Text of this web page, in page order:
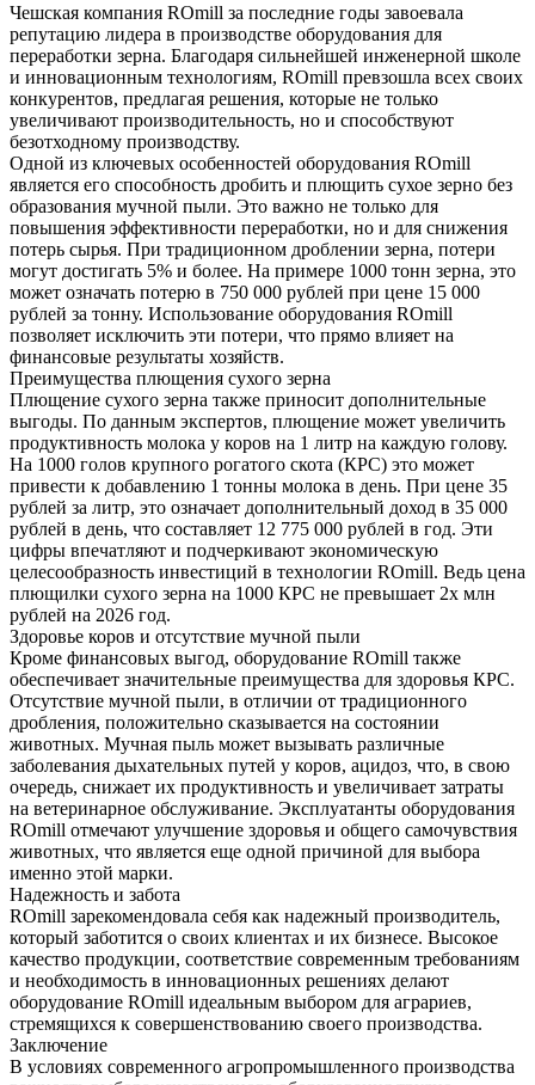
Чешская компания ROmill за последние годы завоевала
репутацию лидера в производстве оборудования для
переработки зерна. Благодаря сильнейшей инженерной школе
и инновационным технологиям, ROmill превзошла всех своих
конкурентов, предлагая решения, которые не только
увеличивают производительность, но и способствуют
безотходному производству.
Одной из ключевых особенностей оборудования ROmill
является его способность дробить и плющить сухое зерно без
образования мучной пыли. Это важно не только для
повышения эффективности переработки, но и для снижения
потерь сырья. При традиционном дроблении зерна, потери
могут достигать 5% и более. На примере 1000 тонн зерна, это
может означать потерю в 750 000 рублей при цене 15 000
рублей за тонну. Использование оборудования ROmill
позволяет исключить эти потери, что прямо влияет на
финансовые результаты хозяйств.
Преимущества плющения сухого зерна
Плющение сухого зерна также приносит дополнительные
выгоды. По данным экспертов, плющение может увеличить
продуктивность молока у коров на 1 литр на каждую голову.
На 1000 голов крупного рогатого скота (КРС) это может
привести к добавлению 1 тонны молока в день. При цене 35
рублей за литр, это означает дополнительный доход в 35 000
рублей в день, что составляет 12 775 000 рублей в год. Эти
цифры впечатляют и подчеркивают экономическую
целесообразность инвестиций в технологии ROmill. Ведь цена
плющилки сухого зерна на 1000 КРС не превышает 2х млн
рублей на 2026 год.
Здоровье коров и отсутствие мучной пыли
Кроме финансовых выгод, оборудование ROmill также
обеспечивает значительные преимущества для здоровья КРС.
Отсутствие мучной пыли, в отличии от традиционного
дробления, положительно сказывается на состоянии
животных. Мучная пыль может вызывать различные
заболевания дыхательных путей у коров, ацидоз, что, в свою
очередь, снижает их продуктивность и увеличивает затраты
на ветеринарное обслуживание. Эксплуатанты оборудования
ROmill отмечают улучшение здоровья и общего самочувствия
животных, что является еще одной причиной для выбора
именно этой марки.
Надежность и забота
ROmill зарекомендовала себя как надежный производитель,
который заботится о своих клиентах и их бизнесе. Высокое
качество продукции, соответствие современным требованиям
и необходимость в инновационных решениях делают
оборудование ROmill идеальным выбором для аграриев,
стремящихся к совершенствованию своего производства.
Заключение
В условиях современного агропромышленного производства